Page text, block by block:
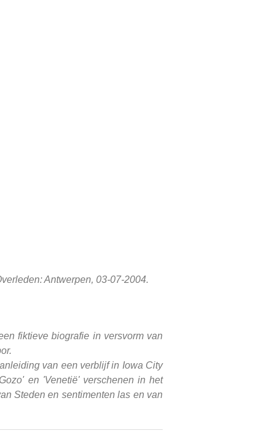
Antwerpen, 03-07-2004.
fiktieve biografie in versvorm van
van een verblijf in Iowa City
en 'Venetië' verschenen in het
Steden en sentimenten las en van